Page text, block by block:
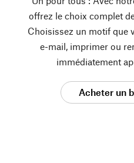
offrez le choix complet
Choisissez un motif que
e-mail, imprimer ou
immédiatement
Acheter un